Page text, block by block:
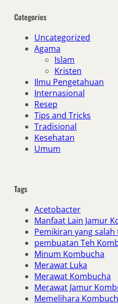
Categories
Uncategorized
Agama
Islam
Kristen
Ilmu Pengetahuan
Internasional
Resep
Tips and Tricks
Tradisional
Kesehatan
Umum
Tags
Acetobacter
Manfaat Lain Jamur
Pemikiran yang
pembuatan Teh
Minum Kombucha
Merawat Luka
Merawat Kombucha
Merawat Jamur
Memelihara